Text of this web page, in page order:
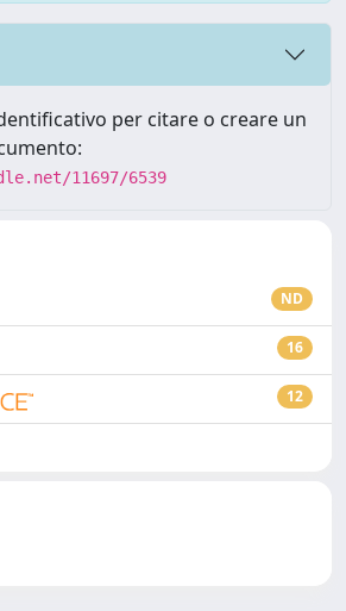
per citare o creare un
11697/6539
ND
16
12